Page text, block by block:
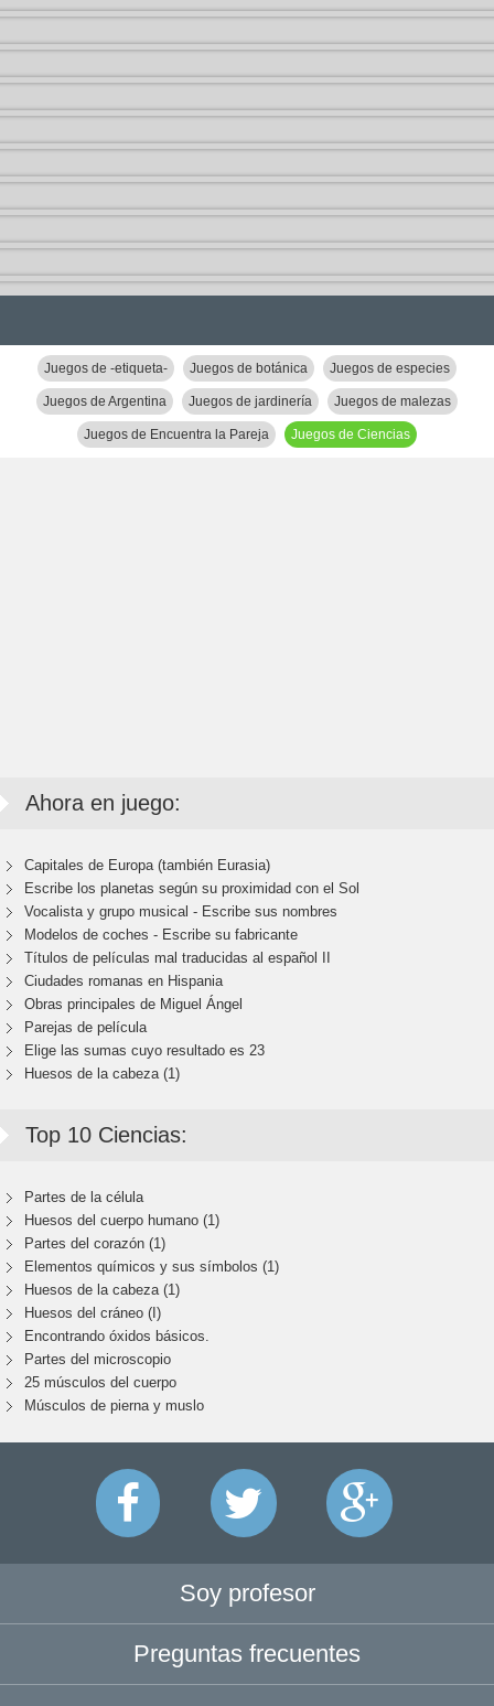
Juegos de -etiqueta- Juegos de botánica Juegos de especies
Juegos de Argentina Juegos de jardinería Juegos de malezas
Juegos de Encuentra la Pareja Juegos de Ciencias
Ahora en juego:
Capitales de Europa (también Eurasia)
Escribe los planetas según su proximidad con el Sol
Vocalista y grupo musical - Escribe sus nombres
Modelos de coches - Escribe su fabricante
Títulos de películas mal traducidas al español II
Ciudades romanas en Hispania
Obras principales de Miguel Ángel
Parejas de película
Elige las sumas cuyo resultado es 23
Huesos de la cabeza (1)
Top 10 Ciencias:
Partes de la célula
Huesos del cuerpo humano (1)
Partes del corazón (1)
Elementos químicos y sus símbolos (1)
Huesos de la cabeza (1)
Huesos del cráneo (I)
Encontrando óxidos básicos.
Partes del microscopio
25 músculos del cuerpo
Músculos de pierna y muslo
Soy profesor
Preguntas frecuentes